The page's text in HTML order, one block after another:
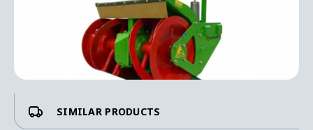
SIMILAR PRODUCTS